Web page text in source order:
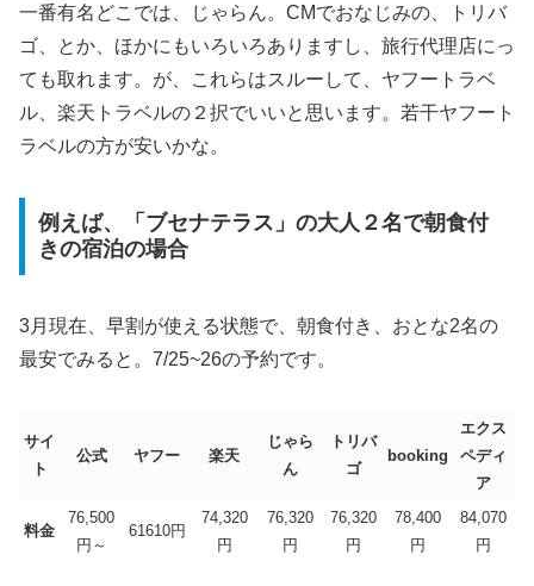
一番有名どこでは、じゃらん。CMでおなじみの、トリバ
ゴ、とか、ほかにもいろいろありますし、旅行代理店にっ
ても取れます。が、これらはスルーして、ヤフートラベ
ル、楽天トラベルの２択でいいと思います。若干ヤフート
ラベルの方が安いかな。
例えば、「ブセナテラス」の大人２名で朝食付
きの宿泊の場合
3月現在、早割が使える状態で、朝食付き、おとな2名の
最安でみると。7/25~26の予約です。
サイ
ト
公式 ヤフー 楽天
じゃら
ん
トリバ
ゴ
booking
エクス
ペディ
ア
料金
76,500
円～
61610円
74,320
円
76,320
円
76,320
円
78,400
円
84,070
円